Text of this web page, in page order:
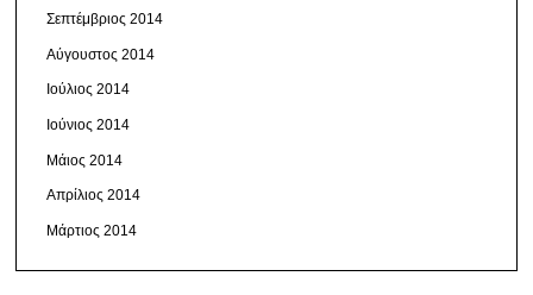
Σεπτέμβριος 2014
Αύγουστος 2014
Ιούλιος 2014
Ιούνιος 2014
Μάιος 2014
Απρίλιος 2014
Μάρτιος 2014